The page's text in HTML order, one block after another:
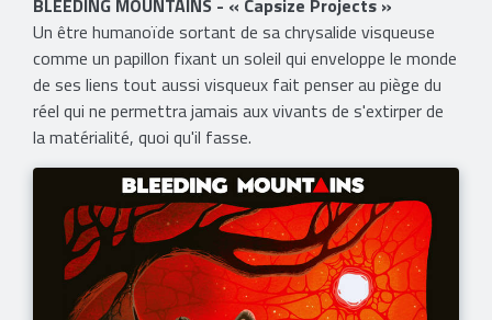
BLEEDING MOUNTAINS - « Capsize Projects »
Un être humanoïde sortant de sa chrysalide visqueuse
comme un papillon fixant un soleil qui enveloppe le monde
de ses liens tout aussi visqueux fait penser au piège du
réel qui ne permettra jamais aux vivants de s'extirper de
la matérialité, quoi qu'il fasse.